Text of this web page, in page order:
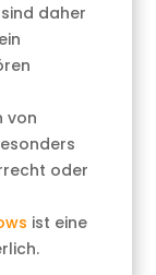
daher
von
oder
ist eine